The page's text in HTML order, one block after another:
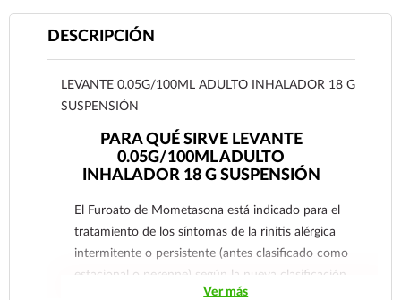
DESCRIPCIÓN
LEVANTE 0.05G/100ML ADULTO INHALADOR 18 G
SUSPENSIÓN
PARA QUÉ SIRVE LEVANTE
0.05G/100ML ADULTO
INHALADOR 18 G SUSPENSIÓN
El Furoato de Mometasona está indicado para el
tratamiento de los síntomas de la rinitis alérgica
intermitente o persistente (antes clasificado como
estacional o perenne) según la nueva clasificación
propuesta por los lineamientos ARIA (Rinitis
Ver más